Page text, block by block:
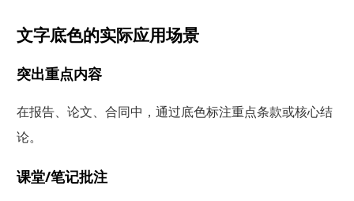
文字底色的实际应用场景
突出重点内容
在报告、论文、合同中，通过底色标注重点条款或核心结
论。
课堂/笔记批注